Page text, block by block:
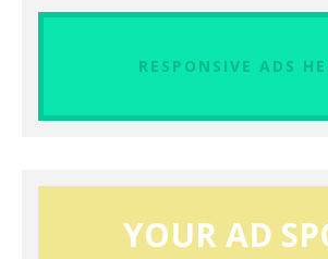
RESPONSIVE ADS
YOUR AD